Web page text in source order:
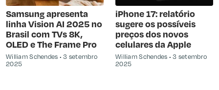
Samsung apresenta
linha Vision AI 2025 no
Brasil com TVs 8K,
OLED e The Frame Pro
William Schendes
3 setembro
2025
iPhone 17: relatório
sugere os possíveis
preços dos novos
celulares da Apple
William Schendes
3 setembro
2025